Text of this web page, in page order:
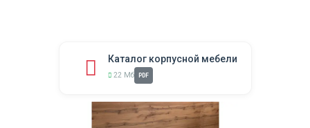
Каталог корпусной мебели
22 Мб PDF